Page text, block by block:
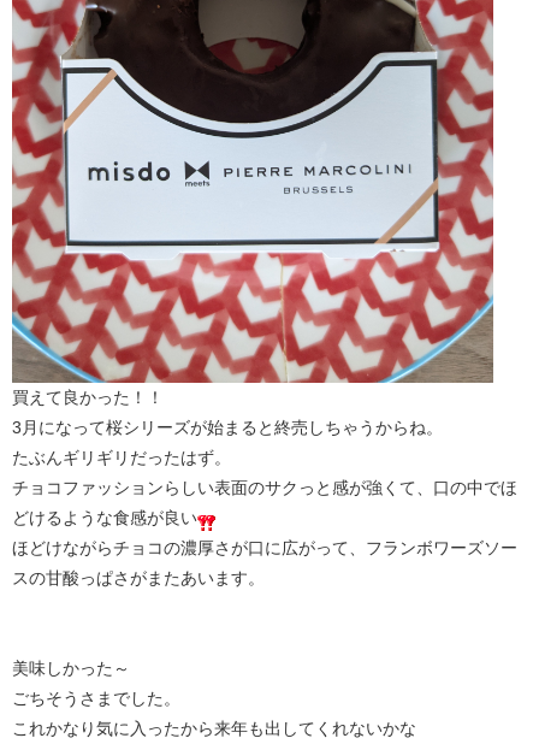
買えて良かった！！
3月になって桜シリーズが始まると終売しちゃうからね。
たぶんギリギリだったはず。
チョコファッションらしい表面のサクっと感が強くて、口の中でほ
どけるような食感が良い
ほどけながらチョコの濃厚さが口に広がって、フランボワーズソー
スの甘酸っぱさがまたあいます。
美味しかった～
ごちそうさまでした。
これかなり気に入ったから来年も出してくれないかな